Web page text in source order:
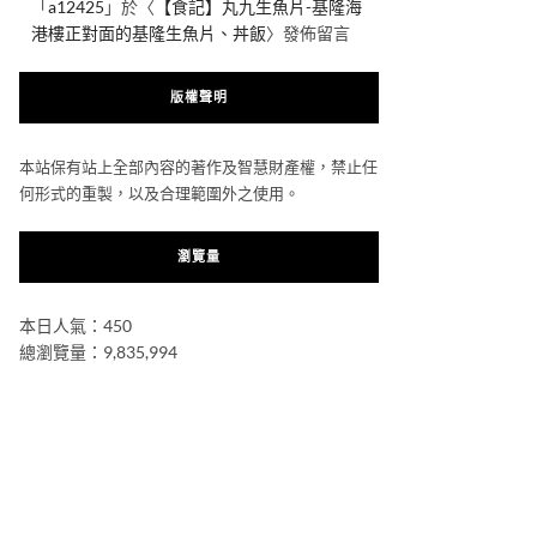
「a12425 」於〈 【食記】丸九生魚片-基隆海
港樓正對面的基隆生魚片、丼飯〉發佈留言
版權聲明
本站保有站上全部內容的著作及智慧財產權，禁止任
何形式的重製，以及合理範圍外之使用。
瀏覽量
本日人氣：450
總瀏覽量：9,835,994